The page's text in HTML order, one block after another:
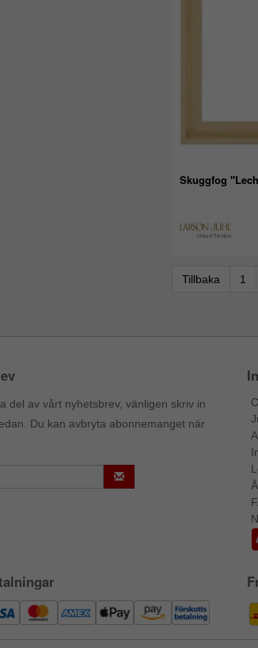
Skuggfog
Tillbaka 1
del av vårt nyhetsbrev, vänligen skriv in
Du kan avbryta abonnemanget när